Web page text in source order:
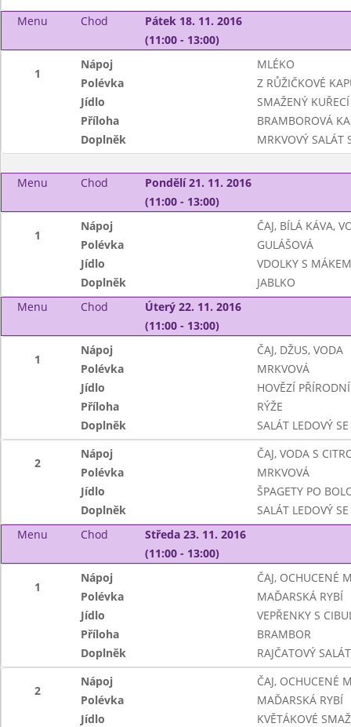
Menu Chod
Pátek 18. 11. 2016
(11:00 - 13:00)
1
Nápoj
MLÉKO
Polévka
Z RŮŽIČKOVÉ
Jídlo
SMAŽENÝ
Příloha
BRAMBOROVÁ
Doplněk
MRKVOVÝ
Menu Chod
Pondělí 21. 11. 2016
(11:00 - 13:00)
1
Nápoj
ČAJ, BÍLÁ KÁVA,
Polévka
GULÁŠOVÁ
Jídlo
VDOLKY S MÁKEM
Doplněk
JABLKO
Menu
Chod
Úterý 22. 11. 2016
(11:00 - 13:00)
1
Nápoj
ČAJ, DŽUS, VODA
Polévka
MRKVOVÁ
Jídlo
HOVĚZÍ
Příloha
RÝŽE
Doplněk
SALÁT LEDOVÝ
2
Nápoj
ČAJ, VODA S
Polévka
MRKVOVÁ
Jídlo
ŠPAGETY PO
Doplněk
SALÁT LEDOVÝ
Menu
Chod
Středa 23. 11. 2016
(11:00 - 13:00)
1
Nápoj
ČAJ, OCHUCENÉ
Polévka
MAĎARSKÁ RYBÍ
Jídlo
VEPŘENKY S
Příloha
BRAMBOR
Doplněk
RAJČATOVÝ
2
Nápoj
ČAJ, OCHUCENÉ
Polévka
MAĎARSKÁ RYBÍ
Jídlo
KVĚTÁKOVÉ